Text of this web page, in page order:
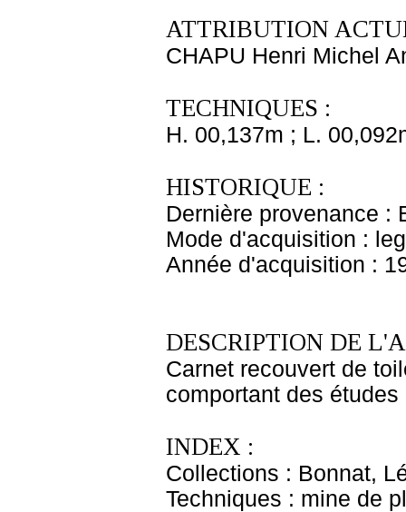
ATTRIBUTION
CHAPU Henri Michel
TECHNIQUES :
H. 00,137m ; L.
HISTORIQUE :
Dernière provenance :
Mode d'acquisition :
Année d'acquisition :
DESCRIPTION DE
Carnet recouvert de
comportant des
INDEX :
Collections : Bonnat,
Techniques : mine de